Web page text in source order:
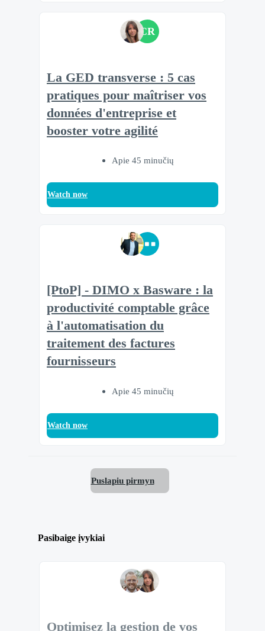
CR
La GED transverse : 5 cas
pratiques pour maîtriser vos
données d'entreprise et
booster votre agilité
Apie 45 minučių
Watch now
[PtoP] - DIMO x Basware : la
productivité comptable grâce
à l'automatisation du
traitement des factures
fournisseurs
Apie 45 minučių
Watch now
Puslapiu pirmyn
Pasibaige įvykiai
Optimisez la gestion de vos